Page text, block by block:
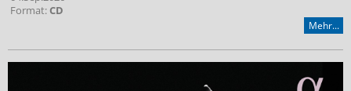
Format:CD
Mehr...